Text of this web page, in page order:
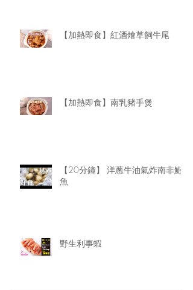
【加熱即食】紅酒燴草飼牛尾
【加熱即食】南乳豬手煲
【20分鐘】 洋蔥牛油氣炸南非鮑
魚
野生利事蝦